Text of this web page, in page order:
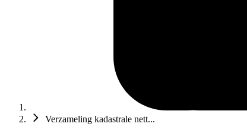
Verzameling kadastrale nett...